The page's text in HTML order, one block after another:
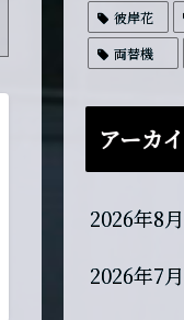
彼岸花
両替機
アーカ
2026年8月
2026年7月